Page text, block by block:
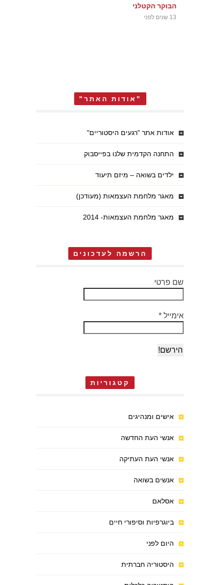
הבוקר הקטלני
13 שנים לפני
"אודות האתר"
אודות אתר "רגעים היסטוריים"
התחנה הקדמית שלנו בפייסבוק
ילדים בשואה – מיזם תיעוד
מאגר מלחמת העצמאות (מעודכן)
מאגר מלחמת העצמאות- 2014
הרשמה לעדכונים
שם פרטי
אימייל *
קטגוריות
אישים ומנהיגים
אנשי העת החדשה
אנשי העת העתיקה
אנשים בשואה
אסלאם
ביוגרפיות וסיפורי חיים
היום לפני
היסטוריה חברתית